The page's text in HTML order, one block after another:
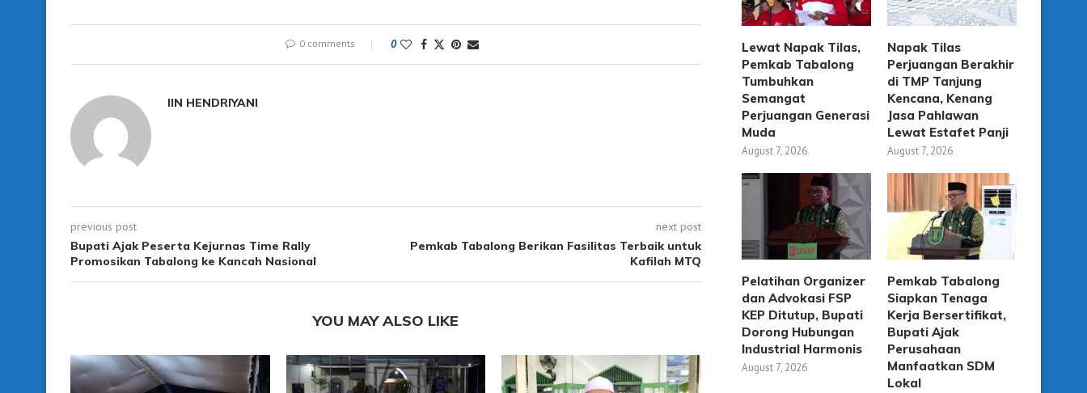
0 comments 0
IIN HENDRIYANI
previous post
Bupati Ajak Peserta Kejurnas Time Rally
Promosikan Tabalong ke Kancah Nasional
next post
Pemkab Tabalong Berikan Fasilitas Terbaik untuk
Kafilah MTQ
YOU MAY ALSO LIKE
Lewat Napak Tilas,
Pemkab Tabalong
Tumbuhkan
Semangat
Perjuangan Generasi
Muda
August 7, 2026
Napak Tilas
Perjuangan Berakhir
di TMP Tanjung
Kencana, Kenang
Jasa Pahlawan
Lewat Estafet Panji
August 7, 2026
Pelatihan Organizer
dan Advokasi FSP
KEP Ditutup, Bupati
Dorong Hubungan
Industrial Harmonis
August 7, 2026
Pemkab Tabalong
Siapkan Tenaga
Kerja Bersertifikat,
Bupati Ajak
Perusahaan
Manfaatkan SDM
Lokal